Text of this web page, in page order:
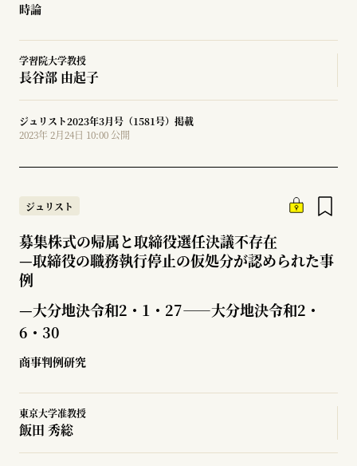
時論
学習院大学教授
長谷部 由起子
ジュリスト2023年3月号（1581号）掲載
2023年 2月24日 10:00 公開
ジュリスト
募集株式の帰属と取締役選任決議不存在
—取締役の職務執行停止の仮処分が認められた事
例
—大分地決令和2・1・27――大分地決令和2・
6・30
商事判例研究
東京大学准教授
飯田 秀総